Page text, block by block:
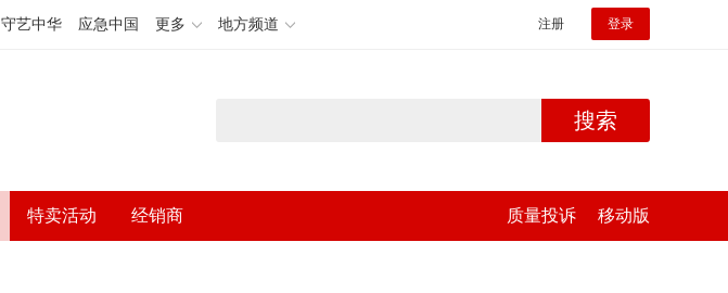
守艺中华 应急中国 更多 地方频道 注册 登录
搜索
特卖活动 经销商 质量投诉 移动版